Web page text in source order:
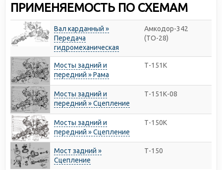
ПРИМЕНЯЕМОСТЬ ПО СХЕМАМ
Вал карданный »
Передача
гидромеханическая
Амкодор-342
(ТО-28)
Мосты задний и
передний » Рама
Т-151К
Мосты задний и
передний » Сцепление
Т-151К-08
Мосты задний и
передний » Сцепление
Т-150К
Мост задний »
Сцепление
Т-150